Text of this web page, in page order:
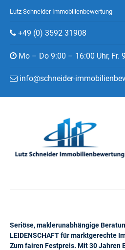
Lutz Schneider Immobilienbewertung
+49 (0) 3592 31908
Mo – Do 9:00 – 16:00 Uhr, Fr.
info@schneider-
Seriöse, maklerunabhängige
LEIDENSCHAFT für marktgerechte
Zum fairen Festpreis. Mit 30 Jahren